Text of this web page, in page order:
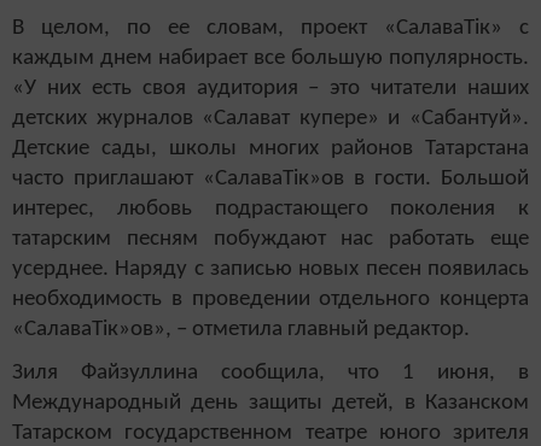
В целом, по ее словам, проект «СалаваТік» с
каждым днем набирает все большую популярность.
«У них есть своя аудитория – это читатели наших
детских журналов «Салават купере» и «Сабантуй».
Детские сады, школы многих районов Татарстана
часто приглашают «СалаваТік»ов в гости. Большой
интерес, любовь подрастающего поколения к
татарским песням побуждают нас работать еще
усерднее. Наряду с записью новых песен появилась
необходимость в проведении отдельного концерта
«СалаваТік»ов», – отметила главный редактор.
Зиля Файзуллина сообщила, что 1 июня, в
Международный день защиты детей, в Казанском
Татарском государственном театре юного зрителя